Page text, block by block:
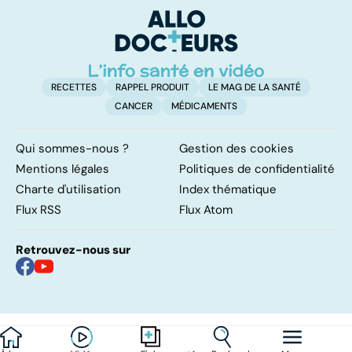
RECETTES RAPPEL PRODUIT
LE MAG DE LA SANTÉ
CANCER
MÉDICAMENTS
Qui sommes-nous ?
Gestion des cookies
Mentions légales
Politiques de confidentialité
Charte d'utilisation
Index thématique
Flux RSS
Flux Atom
Retrouvez-nous sur